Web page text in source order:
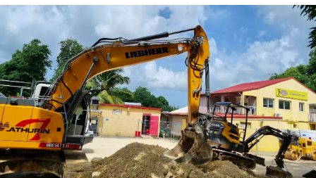
Avec VEENI, le Guadeloupéen Yanis Foy entend
participer au développement touristique des
Outre-mer
le 06/08/2026